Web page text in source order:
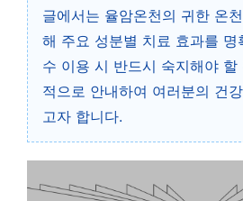
글에서는 율암온천의 귀한 온
해 주요 성분별 치료 효과를 명
수 이용 시 반드시 숙지해야 할
적으로 안내하여 여러분의 건
고자 합니다.